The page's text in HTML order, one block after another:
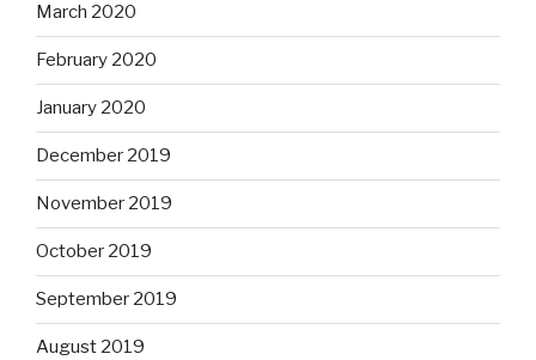
March 2020
February 2020
January 2020
December 2019
November 2019
October 2019
September 2019
August 2019